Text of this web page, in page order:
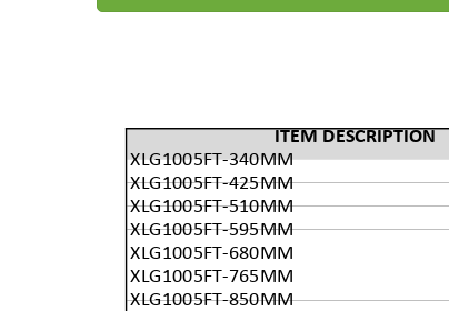
ITEM DESCRIPTION
XLG1005FT-340MM
XLG1005FT-425MM
XLG1005FT-510MM
XLG1005FT-595MM
XLG1005FT-680MM
XLG1005FT-765MM
XLG1005FT-850MM